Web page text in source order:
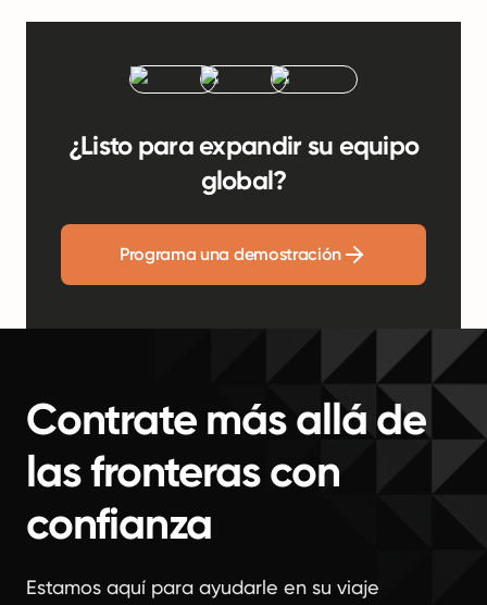
¿Listo para expandir su equipo
global?
Programa una demostración
Contrate más allá de
las fronteras con
confianza
Estamos aquí para ayudarle en su viaje